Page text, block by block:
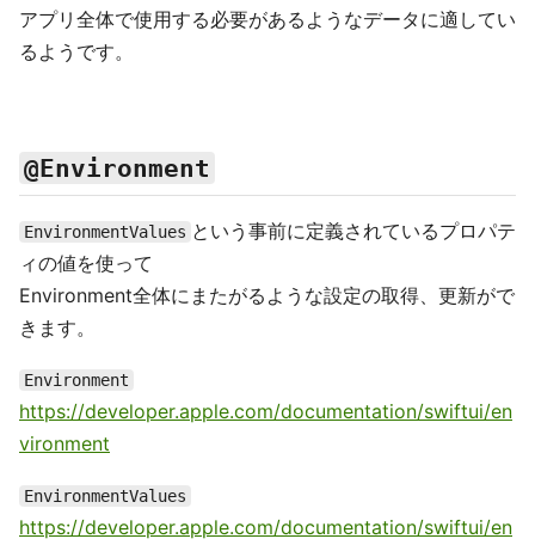
アプリ全体で使用する必要があるようなデータに適してい
るようです。
@Environment
EnvironmentValues という事前に定義されているプロパテ
ィの値を使って
Environment全体にまたがるような設定の取得、更新がで
きます。
Environment
https://developer.apple.com/documentation/swiftui/en
vironment
EnvironmentValues
https://developer.apple.com/documentation/swiftui/en